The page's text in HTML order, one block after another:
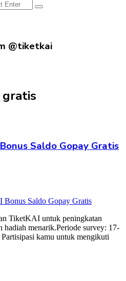
@tiketkai
Saldo Gopay Gratis
TiketKAI untuk peningkatan
menarik.Periode survey: 17-
kamu untuk mengikuti